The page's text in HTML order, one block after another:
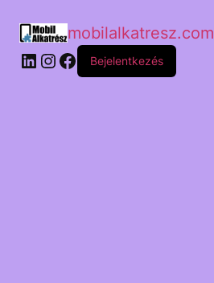
mobilalkatresz.com
Bejelentkezés